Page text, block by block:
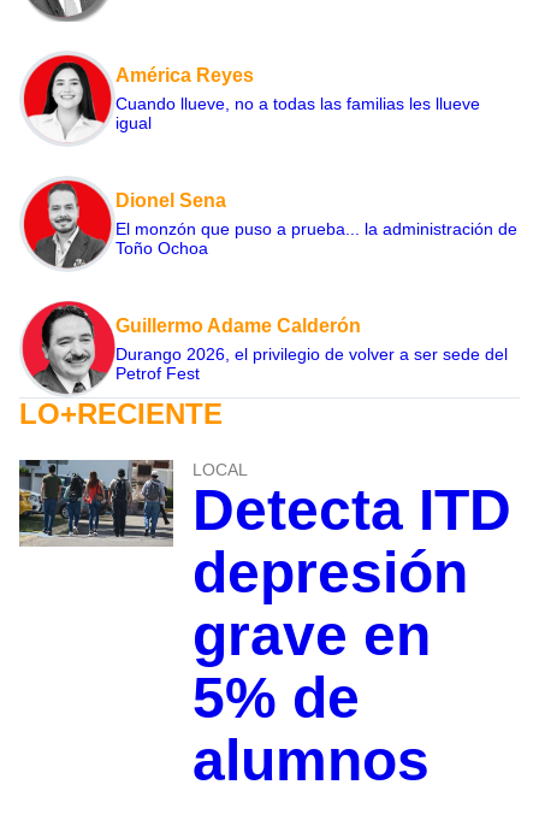
América Reyes
Cuando llueve, no a todas las familias les llueve
igual
Dionel Sena
El monzón que puso a prueba... la administración de
Toño Ochoa
Guillermo Adame Calderón
Durango 2026, el privilegio de volver a ser sede del
Petrof Fest
LO+RECIENTE
LOCAL
Detecta ITD
depresión
grave en
5% de
alumnos